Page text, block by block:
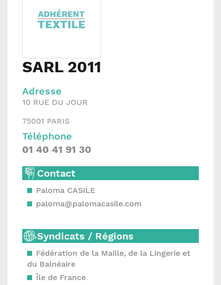
SARL 2011
Adresse
10 RUE DU JOUR
75001 PARIS
Téléphone
01 40 41 91 30
Contact
Paloma CASILE
paloma@palomacasile.com
Syndicats / Régions
Fédération de la Maille, de la Lingerie et
du Balnéaire
Île de France